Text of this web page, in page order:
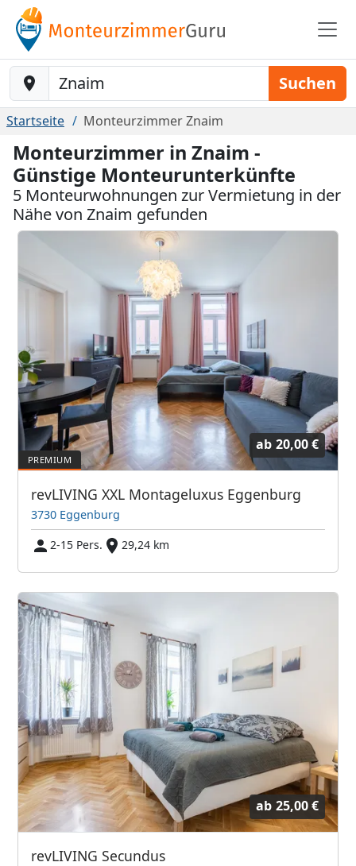
Baustelle-Location Suchen
Startseite Monteurzimmer Znaim
Monteurzimmer in Znaim -
Günstige Monteurunterkünfte
5 Monteurwohnungen zur Vermietung in der
Nähe von Znaim gefunden
ab 20,00 €
revLIVING XXL Montageluxus Eggenburg
3730 Eggenburg
2-15 Pers.
29,24 km
ab 25,00 €
revLIVING Secundus